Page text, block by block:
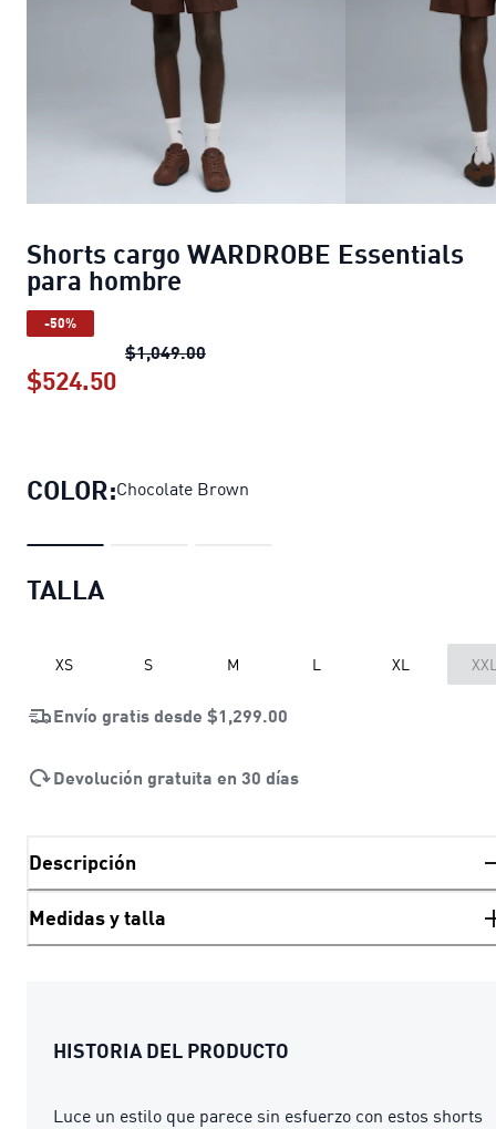
Shorts cargo WARDROBE Essentials
para hombre
-50%
$1,049.00Shorts cargo WARDROBE
$524.50
COLOR:Chocolate Brown
TALLA
XS S M L XL
Envío gratis desde $1,299.00
Devolución gratuita en 30 días
Descripción
Medidas y talla
HISTORIA DEL PRODUCTO
Luce un estilo que parece sin esfuerzo con estos shorts